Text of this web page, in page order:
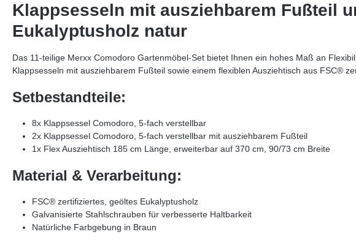
Klappsesseln mit ausziehbarem Fußteil
Eukalyptusholz natur
Das 11-teilige Merxx Comodoro Gartenmöbel-Set bietet Ihnen ein hohes Maß an
Klappsesseln mit ausziehbarem Fußteil sowie einem flexiblen Ausziehtisch aus FSC®
Setbestandteile:
8x Klappsessel Comodoro, 5-fach verstellbar
2x Klappsessel Comodoro, 5-fach verstellbar mit ausziehbarem Fußteil
1x Flex Ausziehtisch 185 cm Länge, erweiterbar auf 370 cm, 90/73 cm Breite
Material & Verarbeitung:
FSC® zertifiziertes, geöltes Eukalyptusholz
Galvanisierte Stahlschrauben für verbesserte Haltbarkeit
Natürliche Farbgebung in Braun